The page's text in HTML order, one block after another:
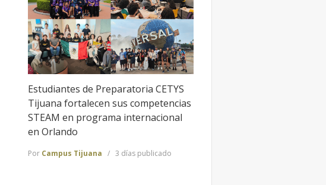
Estudiantes de Preparatoria CETYS
Tijuana fortalecen sus competencias
STEAM en programa internacional
en Orlando
Por Campus Tijuana 3 días publicado